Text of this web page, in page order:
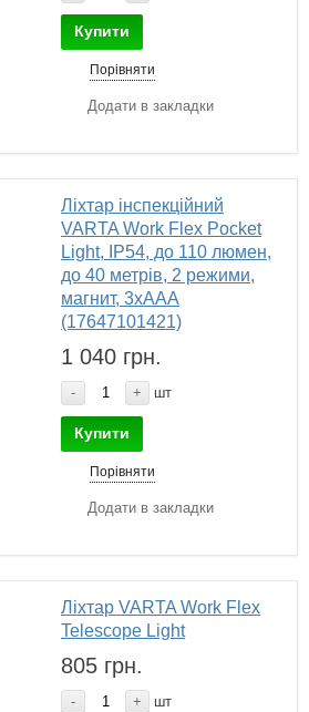
Купити
Порівняти
Додати в закладки
Ліхтар інспекційний
VARTA Work Flex Pocket
Light, IP54, до 110 люмен,
до 40 метрів, 2 режими,
магнит, 3хААА
(17647101421)
1 040 грн.
- + шт
Купити
Порівняти
Додати в закладки
Ліхтар VARTA Work Flex
Telescope Light
805 грн.
- + шт